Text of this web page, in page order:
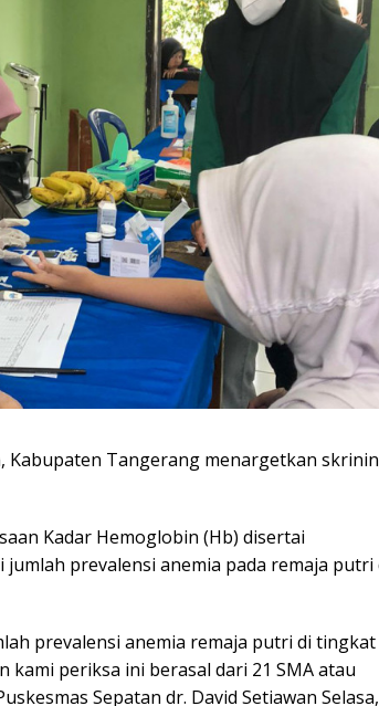
Kabupaten Tangerang menargetkan
Kadar Hemoglobin (Hb) disertai
prevalensi anemia pada remaja putri
prevalensi anemia remaja putri di tingkat
kami periksa ini berasal dari 21 SMA atau
Sepatan dr. David Setiawan